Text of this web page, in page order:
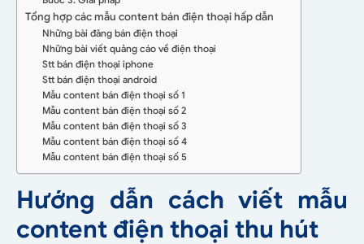
Tổng hợp các mẫu content bán điện thoại hấp dẫn
Những bài đăng bán điện thoại
Những bài viết quảng cáo về điện thoại
Stt bán điện thoại iphone
Stt bán điện thoại android
Mẫu content bán điện thoại số 1
Mẫu content bán điện thoại số 2
Mẫu content bán điện thoại số 3
Mẫu content bán điện thoại số 4
Mẫu content bán điện thoại số 5
Hướng dẫn cách viết mẫu
content điện thoại thu hút